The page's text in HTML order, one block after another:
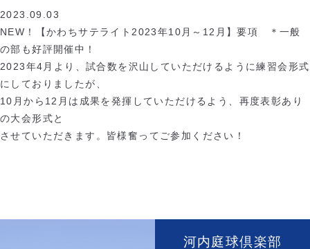
2023.09.03
NEW！【かわちサテライト2023年10月～12月】要項 ＊一般
の部も好評開催中！
2023年4月より、試合数を沢山していただけるように練習会形式
にしておりましたが、
10月から12月は成果を発揮していただけるよう、再度表彰あり
の大会形式と
させていただきます。皆様奮ってご参加ください！
河内庭球倶楽部